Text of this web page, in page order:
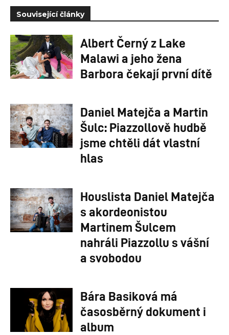
Související články
Albert Černý z Lake
Malawi a jeho žena
Barbora čekají první dítě
Daniel Matejča a Martin
Šulc: Piazzollově hudbě
jsme chtěli dát vlastní
hlas
Houslista Daniel Matejča
s akordeonistou
Martinem Šulcem
nahráli Piazzollu s vášní
a svobodou
Bára Basiková má
časosběrný dokument i
album